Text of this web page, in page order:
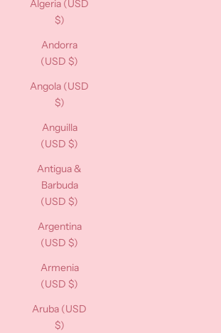
Algeria (USD
$)
Andorra
(USD $)
Angola (USD
$)
Anguilla
(USD $)
Antigua &
Barbuda
(USD $)
Argentina
(USD $)
Armenia
(USD $)
Aruba (USD
$)